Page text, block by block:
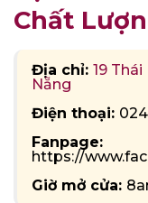
Chất
Địa chỉ: 19
Nẵng
Điện thoại:
Fanpage:
https://
Giờ mở cửa: